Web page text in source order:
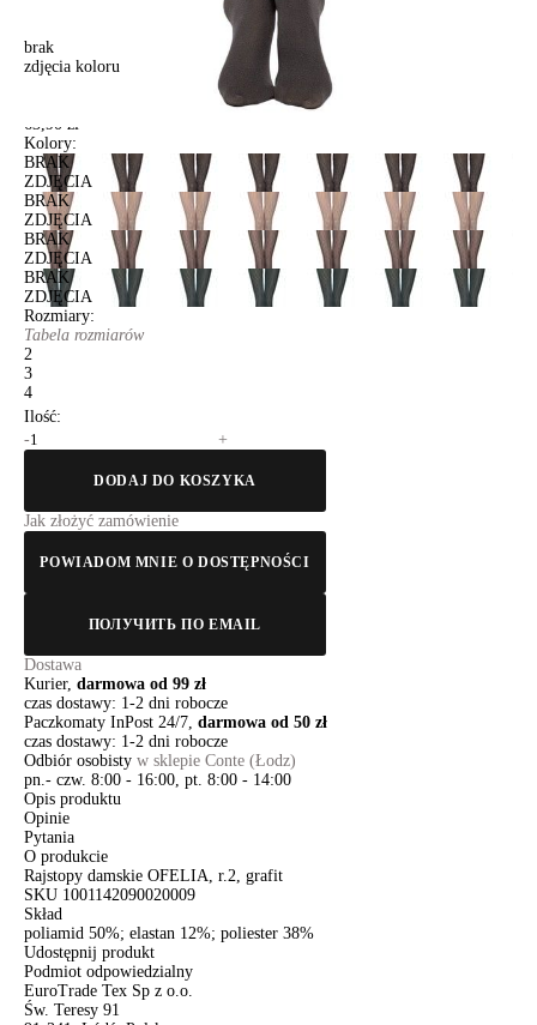
brak
zdjęcia koloru
Rajstopy damskie FANTASY OFELIA, r. 2, grafit
Rajstopy damskie FANTASY OFELIA, r. 2, grafit
63,90 zł
Kolory:
BRAK
ZDJĘCIA
BRAK
ZDJĘCIA
BRAK
ZDJĘCIA
BRAK
ZDJĘCIA
Rozmiary:
Tabela rozmiarów
2
3
4
Ilość:
-
+
DODAJ DO KOSZYKA
Jak złożyć zamówienie
POWIADOM MNIE O DOSTĘPNOŚCI
ПОЛУЧИТЬ ПО EMAIL
Dostawa
Kurier, darmowa od 99 zł
czas dostawy: 1-2 dni robocze
Paczkomaty InPost 24/7, darmowa od 50 zł
czas dostawy: 1-2 dni robocze
Odbiór osobisty w sklepie Conte (Łodz)
pn.- czw. 8:00 - 16:00, pt. 8:00 - 14:00
Opis produktu
Opinie
Pytania
O produkcie
Rajstopy damskie OFELIA, r.2, grafit
SKU 1001142090020009
Skład
poliamid 50%; elastan 12%; poliester 38%
Udostępnij produkt
Podmiot odpowiedzialny
EuroTrade Tex Sp z o.o.
Św. Teresy 91